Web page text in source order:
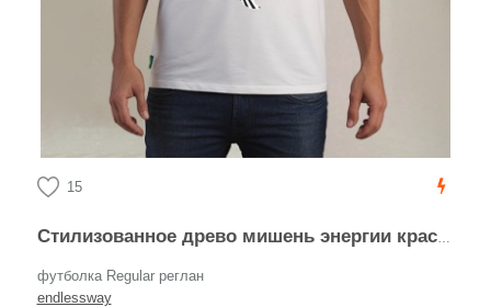
15
Стилизованное древо мишень энергии красный фон
футболка Regular реглан
endlessway